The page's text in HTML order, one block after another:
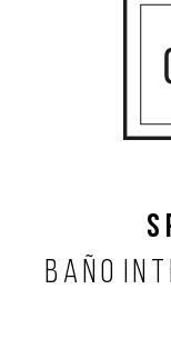
S
B A Ñ O I N